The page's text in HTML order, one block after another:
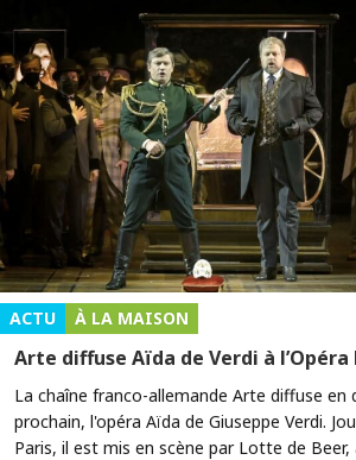
ACTU À LA MAISON
Arte diffuse Aïda de Verdi à
La chaîne franco-allemande Arte diffuse en
prochain, l'opéra Aïda de Giuseppe Verdi.
Paris, il est mis en scène par Lotte de Beer,